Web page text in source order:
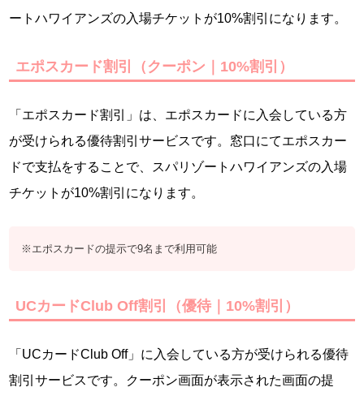
ートハワイアンズの入場チケットが10%割引になります。
エポスカード割引（クーポン｜10%割引）
「エポスカード割引」は、エポスカードに入会している方
が受けられる優待割引サービスです。窓口にてエポスカー
ドで支払をすることで、スパリゾートハワイアンズの入場
チケットが10%割引になります。
※エポスカードの提示で9名まで利用可能
UCカードClub Off割引（優待｜10%割引）
「UCカードClub Off」に入会している方が受けられる優待
割引サービスです。クーポン画面が表示された画面の提